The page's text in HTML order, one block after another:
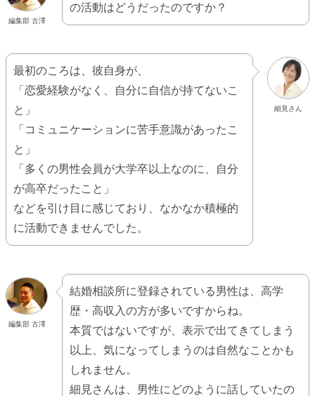
編集部 古澤
の活動はどうだったのですか？
細見さん
最初のころは、彼自身が、
「恋愛経験がなく、自分に自信が持てないこ
と」
「コミュニケーションに苦手意識があったこ
と」
「多くの男性会員が大学卒以上なのに、自分
が高卒だったこと」
などを引け目に感じており、なかなか積極的
に活動できませんでした。
編集部 古澤
結婚相談所に登録されている男性は、高学
歴・高収入の方が多いですからね。
本質ではないですが、表示で出てきてしまう
以上、気になってしまうのは自然なことかも
しれません。
細見さんは、男性にどのように話していたの